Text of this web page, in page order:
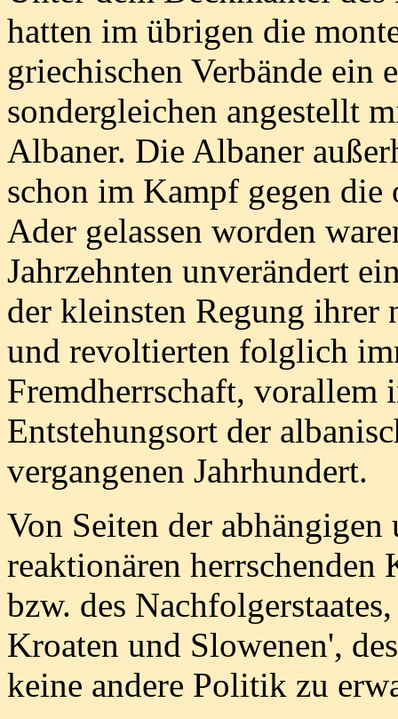
hatten im übrigen die
griechischen Verbände ein
sondergleichen angestellt
Albaner. Die Albaner
schon im Kampf gegen die
Ader gelassen worden
Jahrzehnten unverändert
der kleinsten Regung
und revoltierten folglich
Fremdherrschaft, vorallem
Entstehungsort der
vergangenen Jahrhundert.
Von Seiten der
reaktionären herrschenden
bzw. des
Kroaten und Slowenen',
keine andere Politik zu